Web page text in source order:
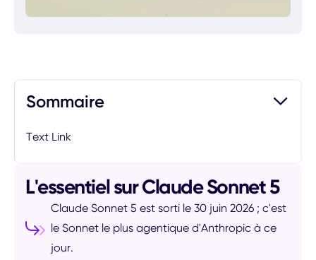
L'essentiel sur Claude Sonnet 5
Claude Sonnet 5 est sorti le 30 juin 2026 ; c'est
le Sonnet le plus agentique d'Anthropic à ce
jour.
Sommaire
Text Link